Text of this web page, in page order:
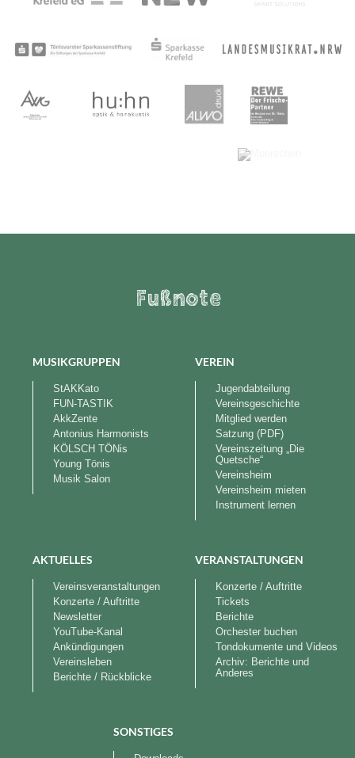
Fußnote
MUSIKGRUPPEN
StAKKato
FUN-TASTIK
AkkZente
Antonius Harmonists
KÖLSCH TÖNis
Young Tönis
Musik Salon
VEREIN
Jugendabteilung
Vereinsgeschichte
Mitglied werden
Satzung (PDF)
Vereinszeitung „Die
Quetsche“
Vereinsheim
Vereinsheim mieten
Instrument lernen
AKTUELLES
Vereinsveranstaltungen
Konzerte / Auftritte
Newsletter
YouTube-Kanal
Ankündigungen
Vereinsleben
Berichte / Rückblicke
VERANSTALTUNGEN
Konzerte / Auftritte
Tickets
Berichte
Orchester buchen
Tondokumente und Videos
Archiv: Berichte und
Anderes
SONSTIGES